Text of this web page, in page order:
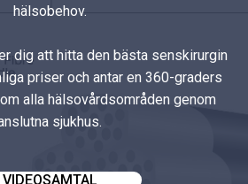
hälsobehov.
dig att hitta den bästa senskirurgin
priser och antar en 360-graders
alla hälsovårdsområden genom
sjukhus.
VIDEOSAMTAL